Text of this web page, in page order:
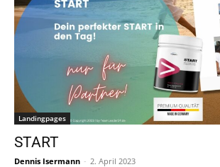
Landingpages
START
Dennis Isermann - 2. April 2023